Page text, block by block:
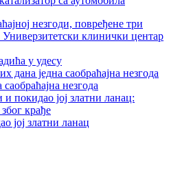
у удесу
незгода
јој златни ланац